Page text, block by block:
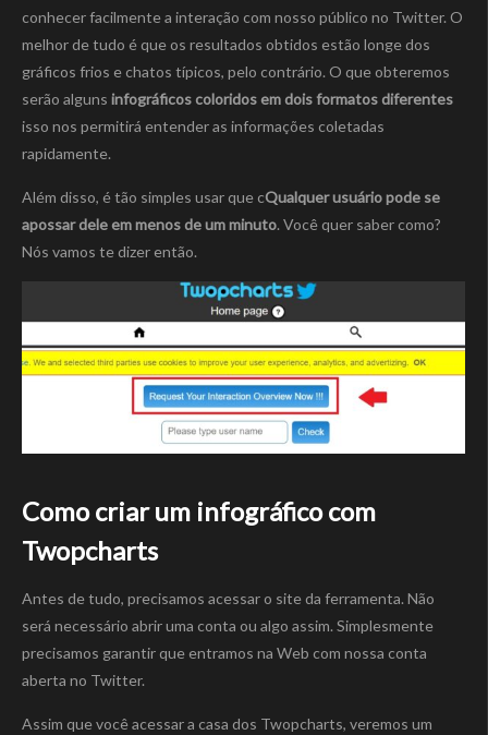
conhecer facilmente a interação com nosso público no Twitter. O
melhor de tudo é que os resultados obtidos estão longe dos
gráficos frios e chatos típicos, pelo contrário. O que obteremos
serão alguns infográficos coloridos em dois formatos diferentes
isso nos permitirá entender as informações coletadas
rapidamente.
Além disso, é tão simples usar que cQualquer usuário pode se
apossar dele em menos de um minuto. Você quer saber como?
Nós vamos te dizer então.
Como criar um infográfico com
Twopcharts
Antes de tudo, precisamos acessar o site da ferramenta. Não
será necessário abrir uma conta ou algo assim. Simplesmente
precisamos garantir que entramos na Web com nossa conta
aberta no Twitter.
Assim que você acessar a casa dos Twopcharts, veremos um